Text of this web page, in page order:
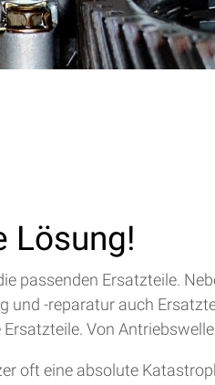
Lösung!
passenden Ersatzteile.
und -reparatur auch
Von
oft eine absolute